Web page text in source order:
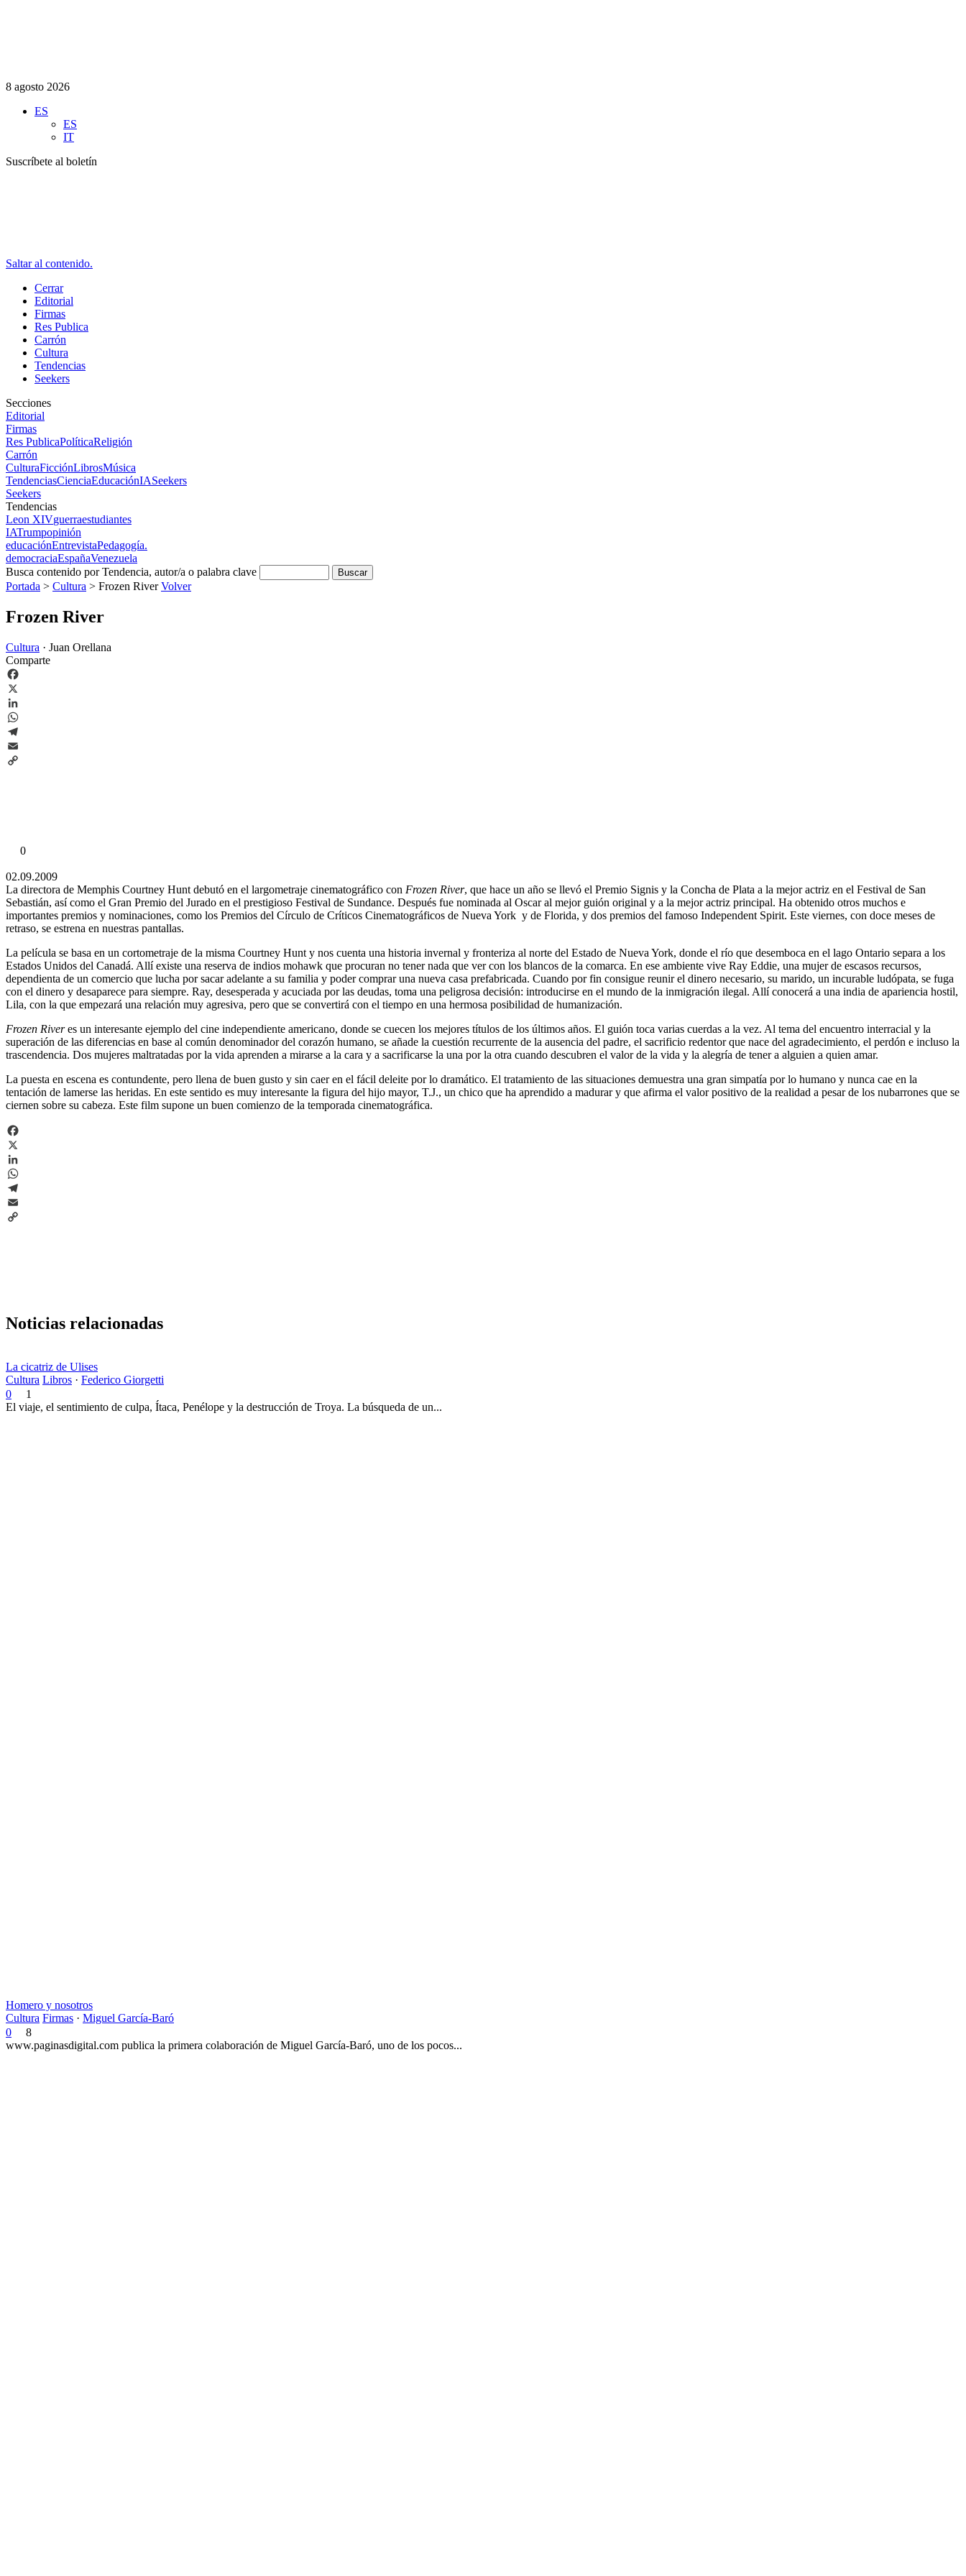
8 agosto 2026
ES
ES
IT
Suscríbete al boletín
Saltar al contenido.
Cerrar
Editorial
Firmas
Res Publica
Carrón
Cultura
Tendencias
Seekers
Secciones
Editorial
Firmas
Res PublicaPolíticaReligión
Carrón
CulturaFicciónLibrosMúsica
TendenciasCienciaEducaciónIASeekers
Seekers
Tendencias
Leon XIVguerraestudiantes
IATrumpopinión
educaciónEntrevistaPedagogía.
democraciaEspañaVenezuela
Busca contenido por Tendencia, autor/a o palabra clave
Portada > Cultura > Frozen River Volver
Frozen River
Cultura · Juan Orellana
Comparte
Facebook
X
LinkedIn
WhatsApp
Telegram
Email
0
02.09.2009
La directora de Memphis Courtney Hunt debutó en el largometraje cinematográfico con Frozen River, que hace un año se llevó el Premio Signis y la Concha de Plata a la mejor actriz en el Festival de San
Sebastián, así como el Gran Premio del Jurado en el prestigioso Festival de Sundance. Después fue nominada al Oscar al mejor guión original y a la mejor actriz principal. Ha obtenido otros muchos e
importantes premios y nominaciones, como los Premios del Círculo de Críticos Cinematográficos de Nueva York y de Florida, y dos premios del famoso Independent Spirit. Este viernes, con doce meses de
retraso, se estrena en nuestras pantallas.
La película se basa en un cortometraje de la misma Courtney Hunt y nos cuenta una historia invernal y fronteriza al norte del Estado de Nueva York, donde el río que desemboca en el lago Ontario separa a los
Estados Unidos del Canadá. Allí existe una reserva de indios mohawk que procuran no tener nada que ver con los blancos de la comarca. En ese ambiente vive Ray Eddie, una mujer de escasos recursos,
dependienta de un comercio que lucha por sacar adelante a su familia y poder comprar una nueva casa prefabricada. Cuando por fin consigue reunir el dinero necesario, su marido, un incurable ludópata, se fuga
con el dinero y desaparece para siempre. Ray, desesperada y acuciada por las deudas, toma una peligrosa decisión: introducirse en el mundo de la inmigración ilegal. Allí conocerá a una india de apariencia hostil,
Lila, con la que empezará una relación muy agresiva, pero que se convertirá con el tiempo en una hermosa posibilidad de humanización.
Frozen Riveres un interesante ejemplo del cine independiente americano, donde se cuecen los mejores títulos de los últimos años. El guión toca varias cuerdas a la vez. Al tema del encuentro interracial y la
superación de las diferencias en base al común denominador del corazón humano, se añade la cuestión recurrente de la ausencia del padre, el sacrificio redentor que nace del agradecimiento, el perdón e incluso la
trascendencia. Dos mujeres maltratadas por la vida aprenden a mirarse a la cara y a sacrificarse la una por la otra cuando descubren el valor de la vida y la alegría de tener a alguien a quien amar.
La puesta en escena es contundente, pero llena de buen gusto y sin caer en el fácil deleite por lo dramático. El tratamiento de las situaciones demuestra una gran simpatía por lo humano y nunca cae en la
tentación de lamerse las heridas. En este sentido es muy interesante la figura del hijo mayor, T.J., un chico que ha aprendido a madurar y que afirma el valor positivo de la realidad a pesar de los nubarrones que se
ciernen sobre su cabeza. Este film supone un buen comienzo de la temporada cinematográfica.
Facebook
X
LinkedIn
WhatsApp
Telegram
Email
Noticias relacionadas
La cicatriz de Ulises
Cultura Libros · Federico Giorgetti
0
1
El viaje, el sentimiento de culpa, Ítaca, Penélope y la destrucción de Troya. La búsqueda de un...
Homero y nosotros
Cultura Firmas · Miguel García-Baró
0
8
www.paginasdigital.com publica la primera colaboración de Miguel García-Baró, uno de los pocos...